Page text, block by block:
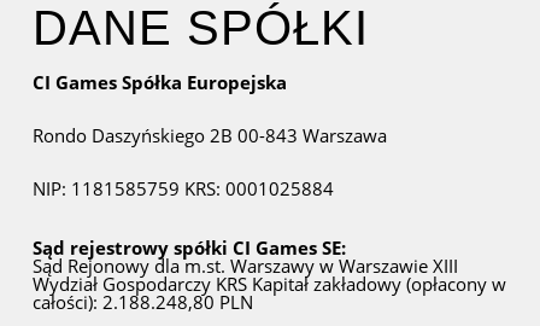
DANE SPÓŁKI
CI Games Spółka Europejska
Rondo Daszyńskiego 2B 00-843 Warszawa
NIP: 1181585759 KRS: 0001025884
Sąd rejestrowy spółki CI Games SE:
Sąd Rejonowy dla m.st. Warszawy w WarszawieXIII
Wydział Gospodarczy KRSKapitał zakładowy (opłacony w
całości): 2.188.248,80 PLN